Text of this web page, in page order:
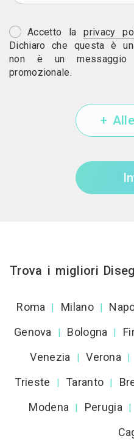
Accetto laprivacy
Dichiaro che questa è
non è un
promozionale.
+
Trova i migliori
Roma | Milano |
Genova | Bologna |
Venezia | Verona |
Trieste | Taranto |
Modena | Perugia |